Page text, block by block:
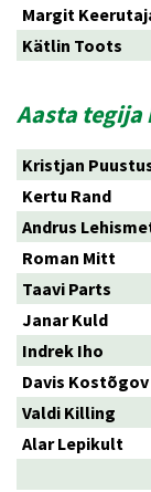
Margit
Kätlin Toots
Aasta tegija
Kristjan
Kertu Rand
Andrus
Roman Mitt
Taavi Parts
Janar Kuld
Indrek Iho
Davis Kostõgov
Valdi Killing
Alar Lepikult